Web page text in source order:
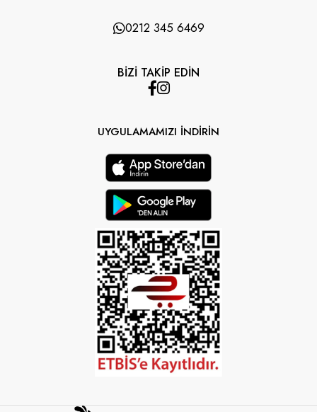
0212 345 6469
BİZİ TAKİP EDİN
UYGULAMAMIZI İNDİRİN